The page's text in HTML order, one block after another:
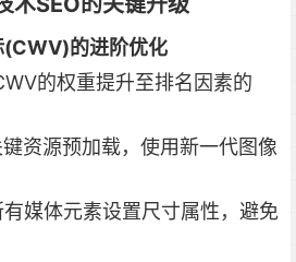
(CWV)的进阶优化
的权重提升至排名因素的
资源预加载，使用新一代图像
媒体元素设置尺寸属性，避免